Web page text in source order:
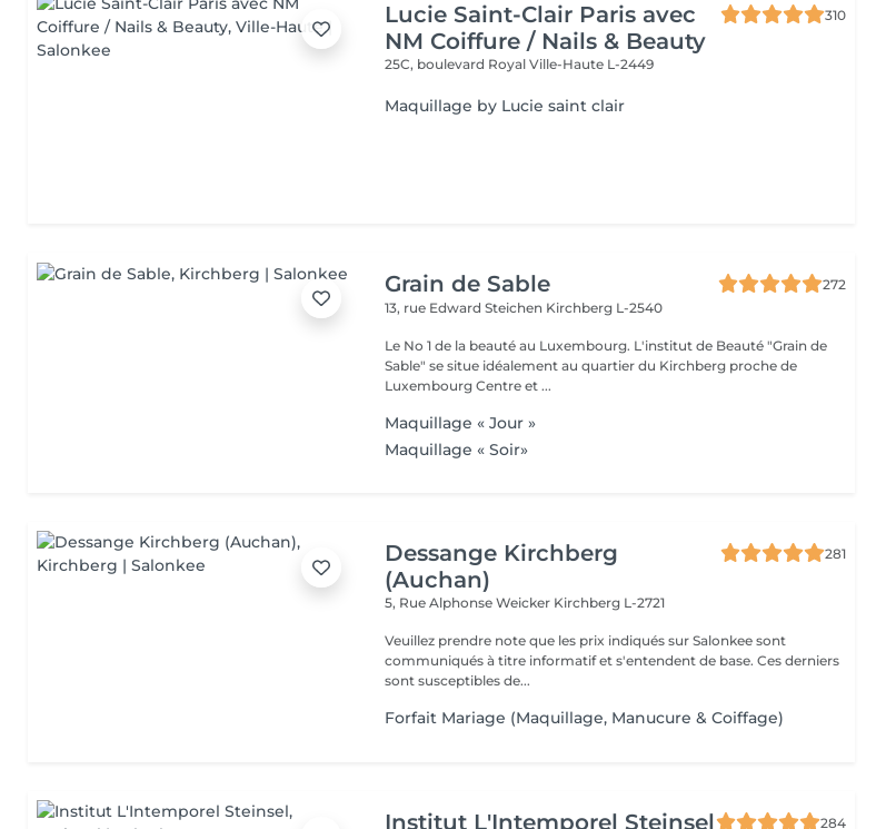
Lucie Saint-Clair Paris avec
NM Coiffure / Nails & Beauty
310
25C, boulevard RoyalVille-Haute L-2449
Maquillage by Lucie saint clair
Grain de Sable
272
13, rue Edward Steichen Kirchberg L-2540
Le No 1 de la beauté au Luxembourg. L'institut de Beauté "Grain de
Sable" se situe idéalement au quartier du Kirchberg proche de
Luxembourg Centre et ...
Maquillage « Jour »
Maquillage « Soir»
Dessange Kirchberg
(Auchan)
281
5, Rue Alphonse Weicker Kirchberg L-2721
Veuillez prendre note que les prix indiqués sur Salonkee sont
communiqués à titre informatif et s'entendent de base. Ces derniers
sont susceptibles de...
Forfait Mariage (Maquillage, Manucure & Coiffage)
Institut L'Intemporel Steinsel 284